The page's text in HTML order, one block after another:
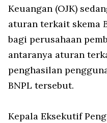
Keuangan (OJK)
aturan terkait skema
bagi perusahaan
antaranya aturan
penghasilan
BNPL tersebut.
Kepala Eksekutif